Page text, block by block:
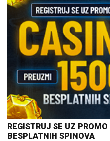
REGISTRUJ SE UZ
BESPLATNIH SPINOVA